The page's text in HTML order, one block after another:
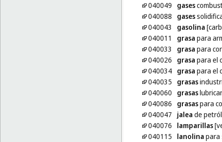
040049
gases
040088
gases
040043
gasolina
040011
grasa para
040033
grasa para
040026
grasa para el
040034 grasa para el
040035
grasas
040060
grasas
040086
grasaspara
040047
jalea de
040076
lamparillas
040115
lanolina para